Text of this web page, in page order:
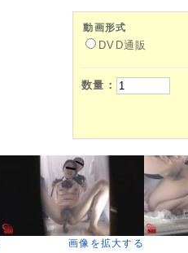
動画形式
DVD通販
数量：
画像を拡大する